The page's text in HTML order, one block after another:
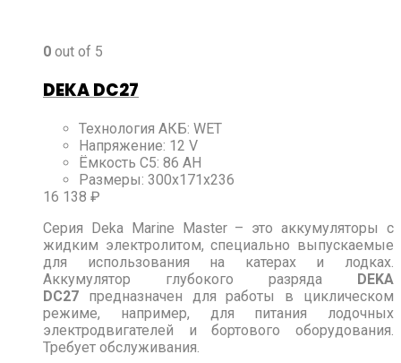
0 out of 5
DEKA DC27
Технология АКБ: WET
Напряжение: 12 V
Ёмкость C5: 86 АН
Размеры: 300х171х236
16 138 ₽
Серия Deka Marine Master – это аккумуляторы с
жидким электролитом, специально выпускаемые
для использования на катерах и лодках.
Аккумулятор глубокого разряда DEKA
DC27 предназначен для работы в циклическом
режиме, например, для питания лодочных
электродвигателей и бортового оборудования.
Требует обслуживания.